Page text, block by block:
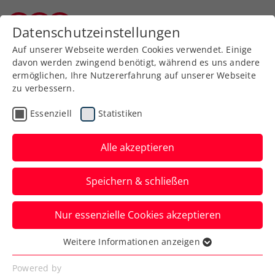
Zurück zur Newsübersicht
Turniere
Erste Bank Open: 78.000
Fans und
Vertragsverlängerung mit
Erste Bank
Das ATP-Turnier in Wien verzeichnet auch
2024 einen Rekord und darf weiter mit
seinem Hauptsponsor planen.
Datenschutzeinstellungen
Auf unserer Webseite werden Cookies verwendet. Einige
davon werden zwingend benötigt, während es uns andere
ermöglichen, Ihre Nutzererfahrung auf unserer Webseite
zu verbessern.
Essenziell Statistiken
Alle akzeptieren
Speichern & schließen
Nur essenzielle Cookies akzeptieren
Essenziell
Essenzielle Cookies werden für grundlegende
Weitere Informationen anzeigen
Powered by